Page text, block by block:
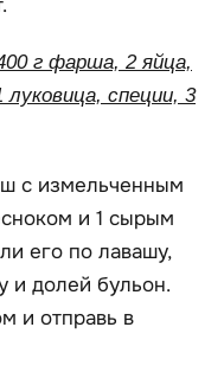
г фарша, 2 яйца,
луковица, специи, 3
с измельченным
и 1 сырым
его по лавашу,
и долей бульон.
и отправь в